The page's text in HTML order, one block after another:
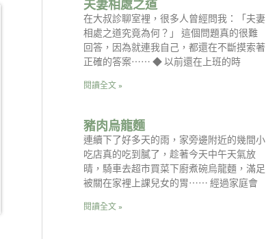
夫妻相處之道
在大叔診聊室裡，很多人曾經問我：「夫妻
相處之道究竟為何？」 這個問題真的很難
回答，因為就連我自己，都還在不斷摸索著
正確的答案⋯⋯ ◆ 以前還在上班的時
閱讀全文 »
豬肉烏龍麵
連續下了好多天的雨，家旁邊附近的幾間小
吃店真的吃到膩了，趁著今天中午天氣放
晴，騎車去超市買菜下廚煮碗烏龍麵，滿足
被關在家裡上課兒女的胃⋯⋯ 經過家庭會
閱讀全文 »